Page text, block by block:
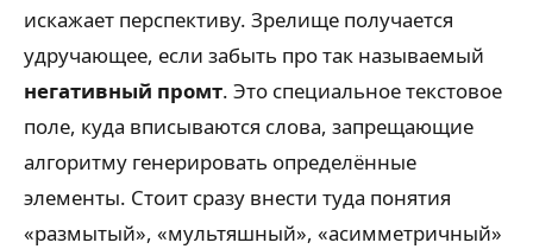
искажает перспективу. Зрелище получается
удручающее, если забыть про так называемый
негативный промт. Это специальное текстовое
поле, куда вписываются слова, запрещающие
алгоритму генерировать определённые
элементы. Стоит сразу внести туда понятия
«размытый», «мультяшный», «асимметричный»